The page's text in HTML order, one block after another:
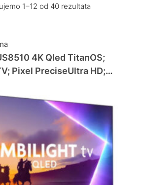
1–12 od 40 rezultata
4K Qled TitanOS;
Pixel PreciseUltra HD;